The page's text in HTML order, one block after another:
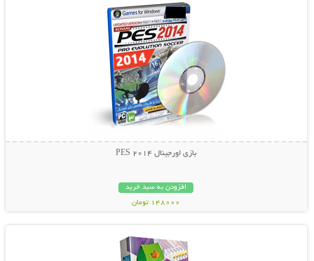
بازی اورجینال PES 2014
افزودن به سبد خرید
148000 تومان